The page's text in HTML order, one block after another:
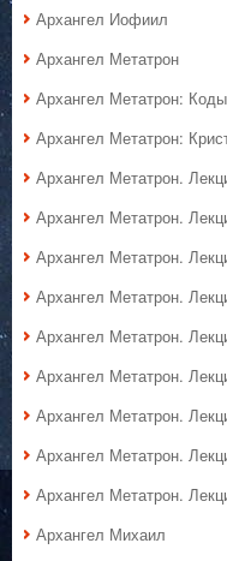
Архангел Иофиил
Архангел Метатрон
Архангел Метатрон:
Архангел Метатрон:
Архангел Метатрон.
Архангел Метатрон.
Архангел Метатрон.
Архангел Метатрон.
Архангел Метатрон.
Архангел Метатрон.
Архангел Метатрон.
Архангел Метатрон.
Архангел Метатрон.
Архангел Михаил